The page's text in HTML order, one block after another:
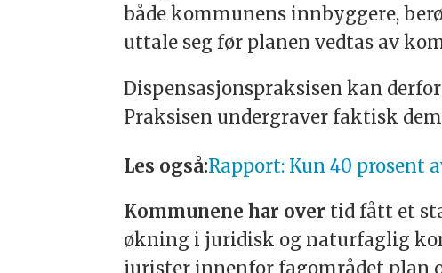
både kommunens innbyggere,
uttale seg før planen vedtas av
Dispensasjonspraksisen kan
Praksisen undergraver faktisk
Les også:Rapport: Kun 40 prosent
Kommunene har over tid fått et
økning i juridisk og naturfaglig
jurister innenfor fagområdet plan